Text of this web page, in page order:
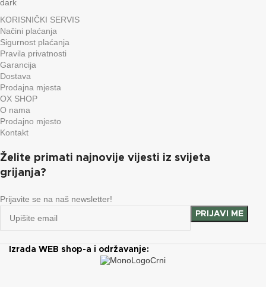
KORISNIČKI SERVIS
Načini plaćanja
Sigurnost plaćanja
Pravila privatnosti
Garancija
Dostava
Prodajna mjesta
OX SHOP
O nama
Prodajno mjesto
Kontakt
Želite primati najnovije vijesti iz svijeta
grijanja?
Prijavite se na naš newsletter!
Izrada WEB shop-a i održavanje: